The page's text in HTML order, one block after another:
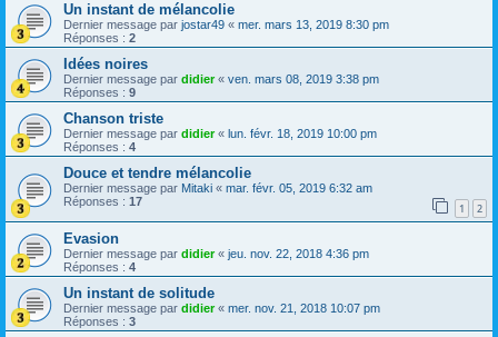
Un instant de mélancolie
Dernier message par jostar49 « mer. mars 13, 2019 8:30 pm
Réponses : 2
Idées noires
Dernier message par didier« ven. mars 08, 2019 3:38 pm
Réponses : 9
Chanson triste
Dernier message par didier« lun. févr. 18, 2019 10:00 pm
Réponses : 4
Douce et tendre mélancolie
Dernier message par Mitaki « mar. févr. 05, 2019 6:32 am
Réponses : 17 1 2
Evasion
Dernier message par didier« jeu. nov. 22, 2018 4:36 pm
Réponses : 4
Un instant de solitude
Dernier message par didier« mer. nov. 21, 2018 10:07 pm
Réponses : 3